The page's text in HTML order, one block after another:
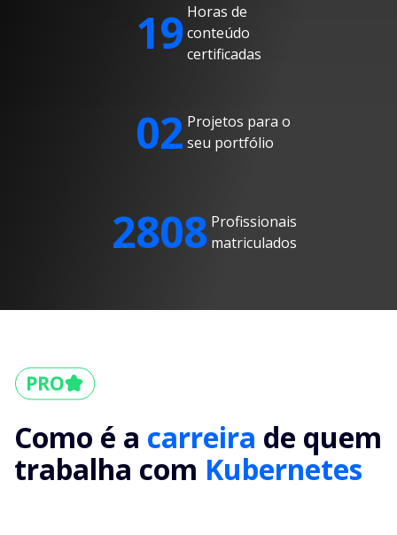
19 Horas de
conteúdo
certificadas
02 Projetos para o
seu portfólio
2808 Profissionais
matriculados
Como é a carreira de quem
trabalha com Kubernetes